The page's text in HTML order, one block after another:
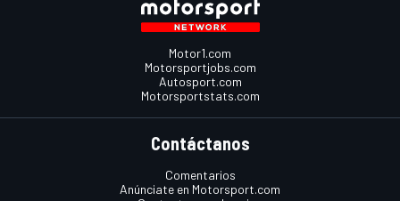
Motor1.com
Motorsportjobs.com
Autosport.com
Motorsportstats.com
Contáctanos
Comentarios
Anúnciate en Motorsport.com